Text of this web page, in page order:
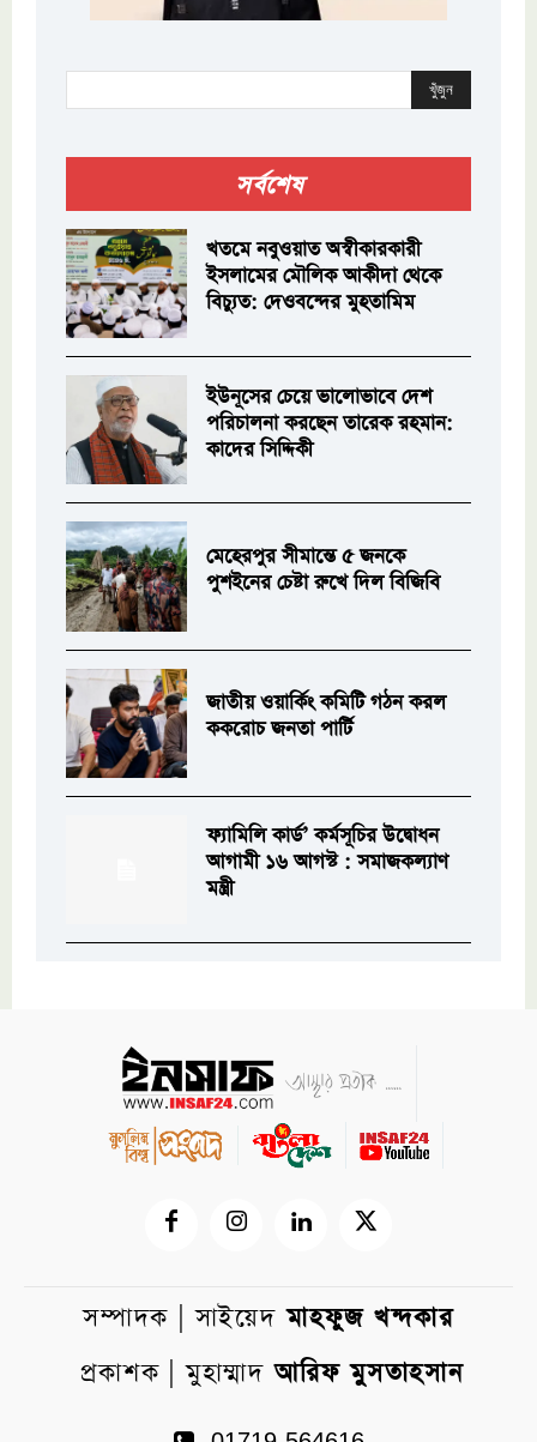
খুঁজুন
সর্বশেষ
খতমে নবুওয়াত অস্বীকারকারী
ইসলামের মৌলিক আকীদা থেকে
বিচ্যুত: দেওবন্দের মুহতামিম
ইউনূসের চেয়ে ভালোভাবে দেশ
পরিচালনা করছেন তারেক রহমান:
কাদের সিদ্দিকী
মেহেরপুর সীমান্তে ৫ জনকে
পুশইনের চেষ্টা রুখে দিল বিজিবি
জাতীয় ওয়ার্কিং কমিটি গঠন করল
ককরোচ জনতা পার্টি
ফ্যামিলি কার্ড’ কর্মসূচির উদ্বোধন
আগামী ১৬ আগস্ট : সমাজকল্যাণ
মন্ত্রী
সম্পাদক | সাইয়েদমাহফুজ খন্দকার
প্রকাশক | মুহাম্মাদআরিফ মুসতাহসান